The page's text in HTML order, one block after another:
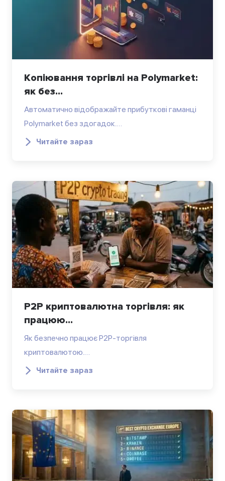
Копіювання торгівлі на Polymarket:
як без...
Автоматично відображайте прибуткові гаманці
Polymarket без здогадок.…
Читайте зараз
P2P криптовалютна торгівля: як
працюю...
Як безпечно працює P2P-торгівля
криптовалютою.…
Читайте зараз